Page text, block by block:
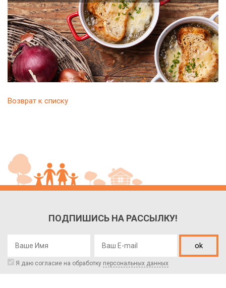
Возврат к списку
ПОДПИШИСЬ НА РАССЫЛКУ!
ok
Я даю согласие на обработку персональных данных